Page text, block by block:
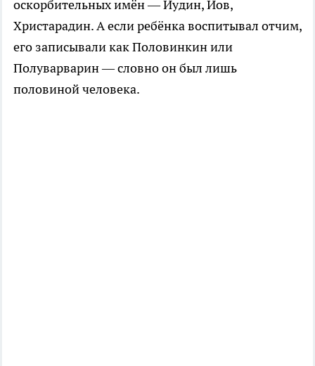
оскорбительных имён — Иудин, Иов,
Христарадин. А если ребёнка воспитывал отчим,
его записывали как Половинкин или
Полуварварин — словно он был лишь
половиной человека.